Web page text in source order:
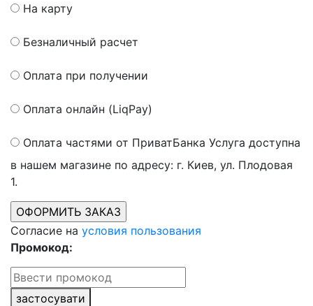
На карту
Безналичный расчет
Оплата при получении
Оплата онлайн (LiqPay)
Оплата частями от ПриватБанка Услуга доступна
в нашем магазине по адресу: г. Киев, ул. Плодовая
1.
Согласие на условия пользования
Промокод:
застосувати